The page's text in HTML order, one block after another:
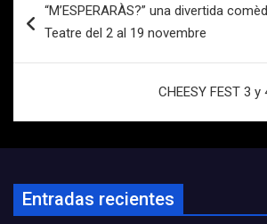
de
“M’ESPERARÀS?” una divertida
Teatre del 2 al 19 novembre
CHEESY FEST 3
Entradas recientes